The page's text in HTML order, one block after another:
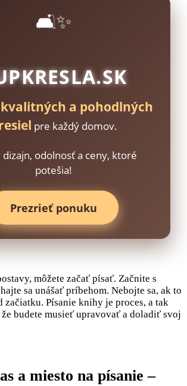
🛋️✨
kvalitných a pohodlných
pre každý domov.
dizajn, odolnosť a ceny, ktoré
potešia!
Prezrieť ponuku
môžete začať písať. Začnite s
sa unášať príbehom. Nebojte sa, ak to
začiatku. Písanie knihy je proces, a tak
budete musieť upravovať a doladiť svoj
a miesto na písanie –